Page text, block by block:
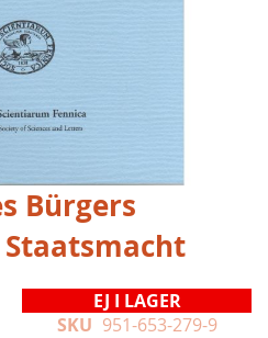
Bürgers
EJ I LAGER
SKU 951-653-279-9